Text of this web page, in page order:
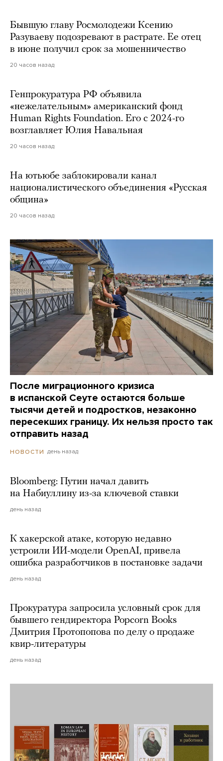
Бывшую главу Росмолодежи Ксению
Разуваеву подозревают в растрате. Ее отец
в июне получил срок за мошенничество
20 часов назад
Генпрокуратура РФ объявила
«нежелательным» американский фонд
Human Rights Foundation. Его с 2024-го
возглавляет Юлия Навальная
20 часов назад
На ютьюбе заблокировали канал
националистического объединения «Русская
община»
20 часов назад
После миграционного кризиса
в испанской Сеуте остаются больше
тысячи детей и подростков, незаконно
пересекших границу. Их нельзя просто так
отправить назад
НОВОСТИ день назад
Bloomberg: Путин начал давить
на Набиуллину из-за ключевой ставки
день назад
К хакерской атаке, которую недавно
устроили ИИ-модели OpenAI, привела
ошибка разработчиков в постановке задачи
день назад
Прокуратура запросила условный срок для
бывшего гендиректора Popcorn Books
Дмитрия Протопопова по делу о продаже
квир-литературы
день назад